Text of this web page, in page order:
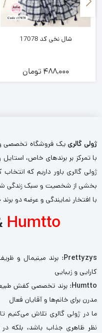
شال نخی کد 17078
488,000 تومان
ژولی گالرییک فروشگاه تخصصی
با تمرکز بر برندهای خاص،
ژولی گالری باور داریم که
بخشی از شخصیت و سبک زندگی
با افتخار نمایندگی و عرضه دو
Humtto
Prettyzys: برند مینیمال و
کارایی و زیبایی
Humtto: برند تخصصی کفش
مدرن برای خانم‌ها و آقایان فعال
ما در ژولی گالری تلاش می‌کنیم
نظر ظاهری جذاب باشد، بلکه